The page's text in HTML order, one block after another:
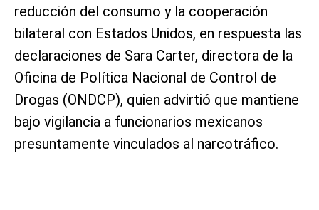
reducción del consumo y la cooperación
bilateral con Estados Unidos, en respuesta las
declaraciones de Sara Carter, directora de la
Oficina de Política Nacional de Control de
Drogas (ONDCP), quien advirtió que mantiene
bajo vigilancia a funcionarios mexicanos
presuntamente vinculados al narcotráfico.